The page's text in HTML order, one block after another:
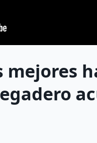
mejores